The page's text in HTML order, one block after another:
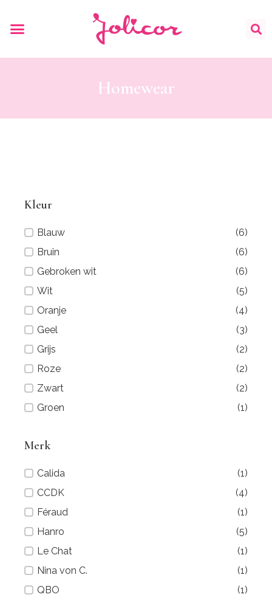
Homewear
Kleur
KleurBlauw
(6)
Bruin
(6)
Gebroken wit
(6)
Wit
(5)
Oranje
(4)
Geel
(3)
Grijs
(2)
Roze
(2)
Zwart
(2)
Groen
(1)
Merk
MerkCalida
(1)
CCDK
(4)
Féraud
(1)
Hanro
(5)
Le Chat
(1)
Nina von C.
(1)
QBO
(1)